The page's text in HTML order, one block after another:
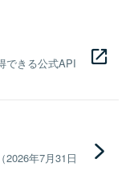
できる公式API
2026年7月31日